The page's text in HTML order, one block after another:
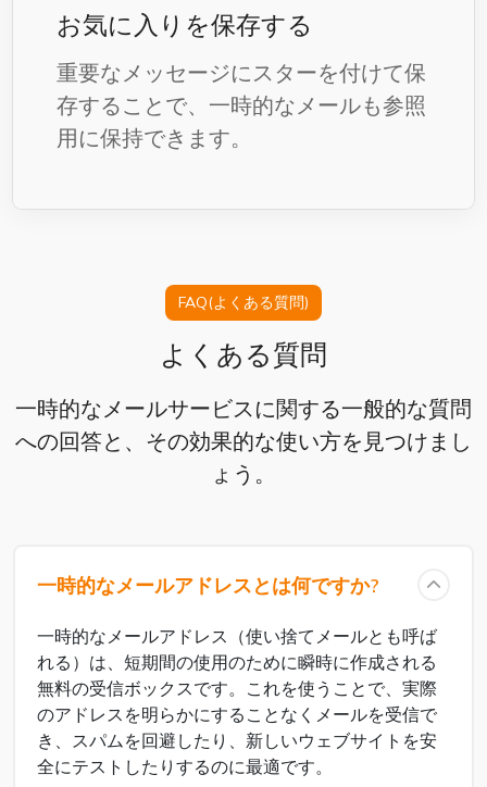
お気に入りを保存する
重要なメッセージにスターを付けて保
存することで、一時的なメールも参照
用に保持できます。
FAQ(よくある質問)
よくある質問
一時的なメールサービスに関する一般的な質問
への回答と、その効果的な使い方を見つけまし
ょう。
一時的なメールアドレスとは何ですか?
一時的なメールアドレス（使い捨てメールとも呼ば
れる）は、短期間の使用のために瞬時に作成される
無料の受信ボックスです。これを使うことで、実際
のアドレスを明らかにすることなくメールを受信で
き、スパムを回避したり、新しいウェブサイトを安
全にテストしたりするのに最適です。